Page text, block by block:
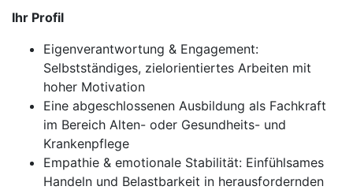
Ihr Profil
Eigenverantwortung & Engagement:
Selbstständiges, zielorientiertes Arbeiten mit
hoher Motivation
Eine abgeschlossenen Ausbildung als Fachkraft
im Bereich Alten- oder Gesundheits- und
Krankenpflege
Empathie & emotionale Stabilität: Einfühlsames
Handeln und Belastbarkeit in herausfordernden